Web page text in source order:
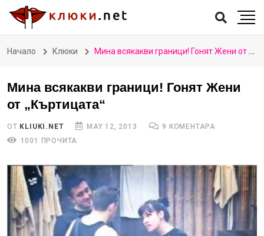
Начало Клюки Мина всякакви граници! Гонят Жени от „Къртицата“
Мина всякакви граници! Гонят Жени
от „Къртицата“
ОТ KLIUKI.NET MAY 12, 2013
9 КОМЕНТАРА
1001 ПРОЧИТА